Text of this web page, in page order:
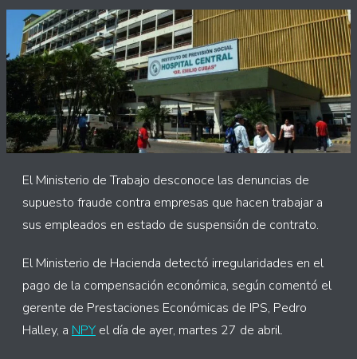
El Ministerio de Trabajo desconoce las denuncias de
supuesto fraude contra empresas que hacen trabajar a
sus empleados en estado de suspensión de contrato.
El Ministerio de Hacienda detectó irregularidades en el
pago de la compensación económica, según comentó el
gerente de Prestaciones Económicas de IPS, Pedro
Halley, a NPY el día de ayer, martes 27 de abril.